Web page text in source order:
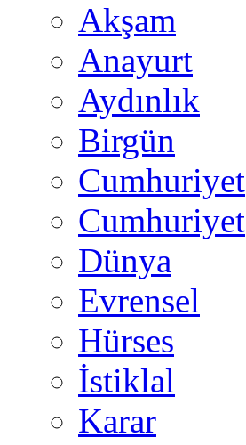
Akşam
Anayurt
Aydınlık
Birgün
Cumhuriyet
Cumhuriyet
Dünya
Evrensel
Hürses
İstiklal
Karar